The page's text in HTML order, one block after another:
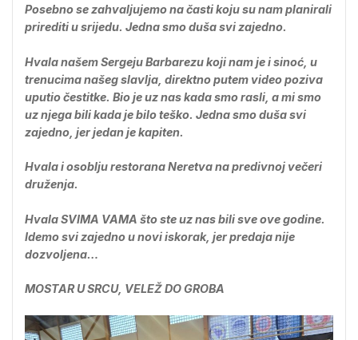
Posebno se zahvaljujemo na časti koju su nam planirali
prirediti u srijedu. Jedna smo duša svi zajedno.
Hvala našem Sergeju Barbarezu koji nam je i sinoć, u
trenucima našeg slavlja, direktno putem video poziva
uputio čestitke. Bio je uz nas kada smo rasli, a mi smo
uz njega bili kada je bilo teško. Jedna smo duša svi
zajedno, jer jedan je kapiten.
Hvala i osoblju restorana Neretva na predivnoj večeri
druženja.
Hvala SVIMA VAMA što ste uz nas bili sve ove godine.
Idemo svi zajedno u novi iskorak, jer predaja nije
dozvoljena…
MOSTAR U SRCU, VELEŽ DO GROBA